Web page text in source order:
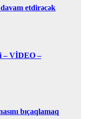
etdirəcək
– VİDEO –
bıçaqlamaq